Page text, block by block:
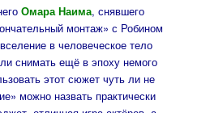
Омара Наима, снявшего
монтаж» с Робином
в человеческое тело
снимать ещё в эпоху немого
этот сюжет чуть ли не
можно назвать практически